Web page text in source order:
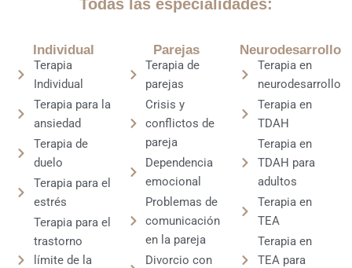
Todas las especialidades:
Individual
Terapia
Individual
Terapia para la
ansiedad
Terapia de
duelo
Terapia para el
estrés
Terapia para el
trastorno
límite de la
Parejas
Terapia de
parejas
Crisis y
conflictos de
pareja
Dependencia
emocional
Problemas de
comunicación
en la pareja
Divorcio con
Neurodesarrollo
Terapia en
neurodesarrollo
Terapia en
TDAH
Terapia en
TDAH para
adultos
Terapia en
TEA
Terapia en
TEA para